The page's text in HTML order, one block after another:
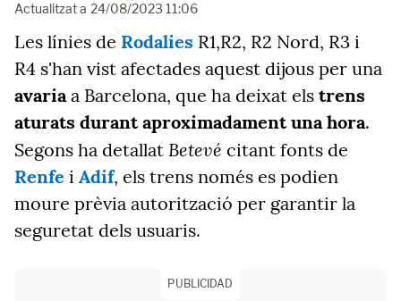
Actualitzat a 24/08/2023 11:06
Les línies de Rodalies R1,R2, R2 Nord, R3 i
R4 s'han vist afectades aquest dijous per una
avariaa Barcelona, que ha deixat els trens
aturats durant aproximadament una hora.
Segons ha detallat Betevé citant fonts de
Renfe i Adif, els trens només es podien
moure prèvia autorització per garantir la
seguretat dels usuaris.
PUBLICIDAD